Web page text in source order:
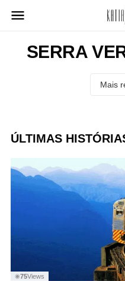
para
conteúdoSERRA
ÚLTIMAS
◉75Views